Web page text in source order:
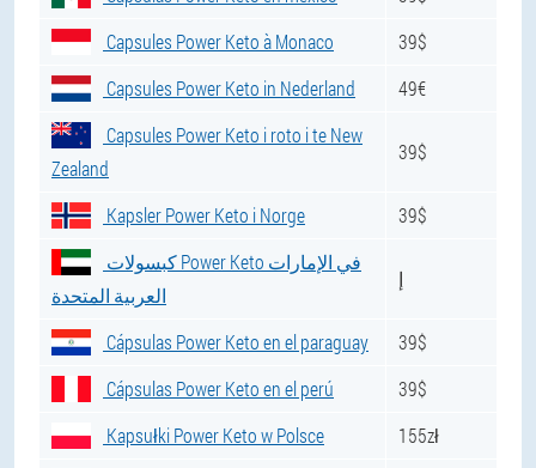
Capsules Power Keto à Monaco
39$
Capsules Power Keto in Nederland
49€
Capsules Power Keto i roto i te New
Zealand
39$
Kapsler Power Keto i Norge
39$
العربية المتحدة
إ
Cápsulas Power Keto en el paraguay
39$
Cápsulas Power Keto en el perú
39$
Kapsułki Power Keto w Polsce
155zł